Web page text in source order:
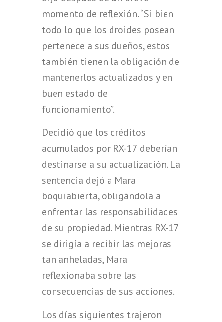
momento de reflexión. “Si bien
todo lo que los droides posean
pertenece a sus dueños, estos
también tienen la obligación de
mantenerlos actualizados y en
buen estado de
funcionamiento”.
Decidió que los créditos
acumulados por RX-17 deberían
destinarse a su actualización. La
sentencia dejó a Mara
boquiabierta, obligándola a
enfrentar las responsabilidades
de su propiedad. Mientras RX-17
se dirigía a recibir las mejoras
tan anheladas, Mara
reflexionaba sobre las
consecuencias de sus acciones.
Los días siguientes trajeron